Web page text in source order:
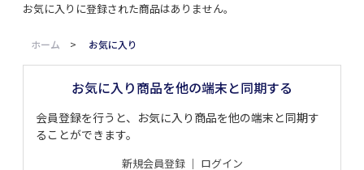
お気に入りに登録された商品はありません。
ホーム > お気に入り
お気に入り商品を他の端末と同期する
会員登録を行うと、お気に入り商品を他の端末と同期す
ることができます。
新規会員登録｜ ログイン